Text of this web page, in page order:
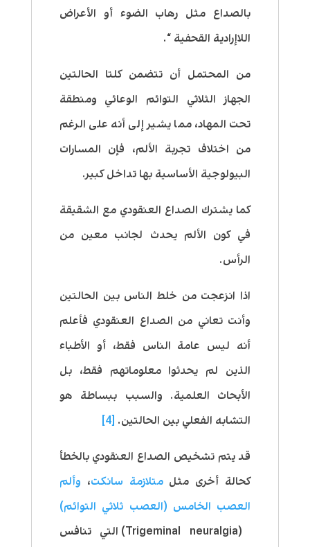
بالصداع مثل رهاب الضوء أو الأعراض
اللاإرادية القحفية “.
من المحتمل أن تتضمن كلتا الحالتين
الجهاز الثلاثي التوائم الوعائي ومنطقة
تحت المهاد، مما يشير إلى أنه على الرغم
من اختلاف تجربة الألم، فإن المسارات
البيولوجية الأساسية بها تداخل كبير.
كما يشترك الصداع العنقودي مع الشقيقة
في كون الألم يحدث لجانب معين من
الرأس.
اذا انزعجت من خلط الناس بين الحالتين
وأنت تعاني من الصداع العنقودي فأعلم
أنه ليس عامة الناس فقط، أو الأطباء
الذين لم يحدثوا معلوماتهم فقط، بل
الأبحاث العلمية. والسبب ببساطة هو
التشابه الفعلي بين الحالتين. [4]
قد يتم تشخيص الصداع العنقودي بالخطأ
كحالة أخرى مثلمتلازمة سانكت، وألم
العصب الخامس (العصب ثلاثي التوائم)
(Trigeminal neuralgia) التي تنافس